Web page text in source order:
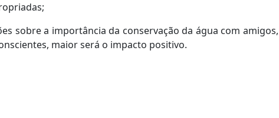
sobre a importância da conservação da água com amigos,
maior será o impacto positivo.